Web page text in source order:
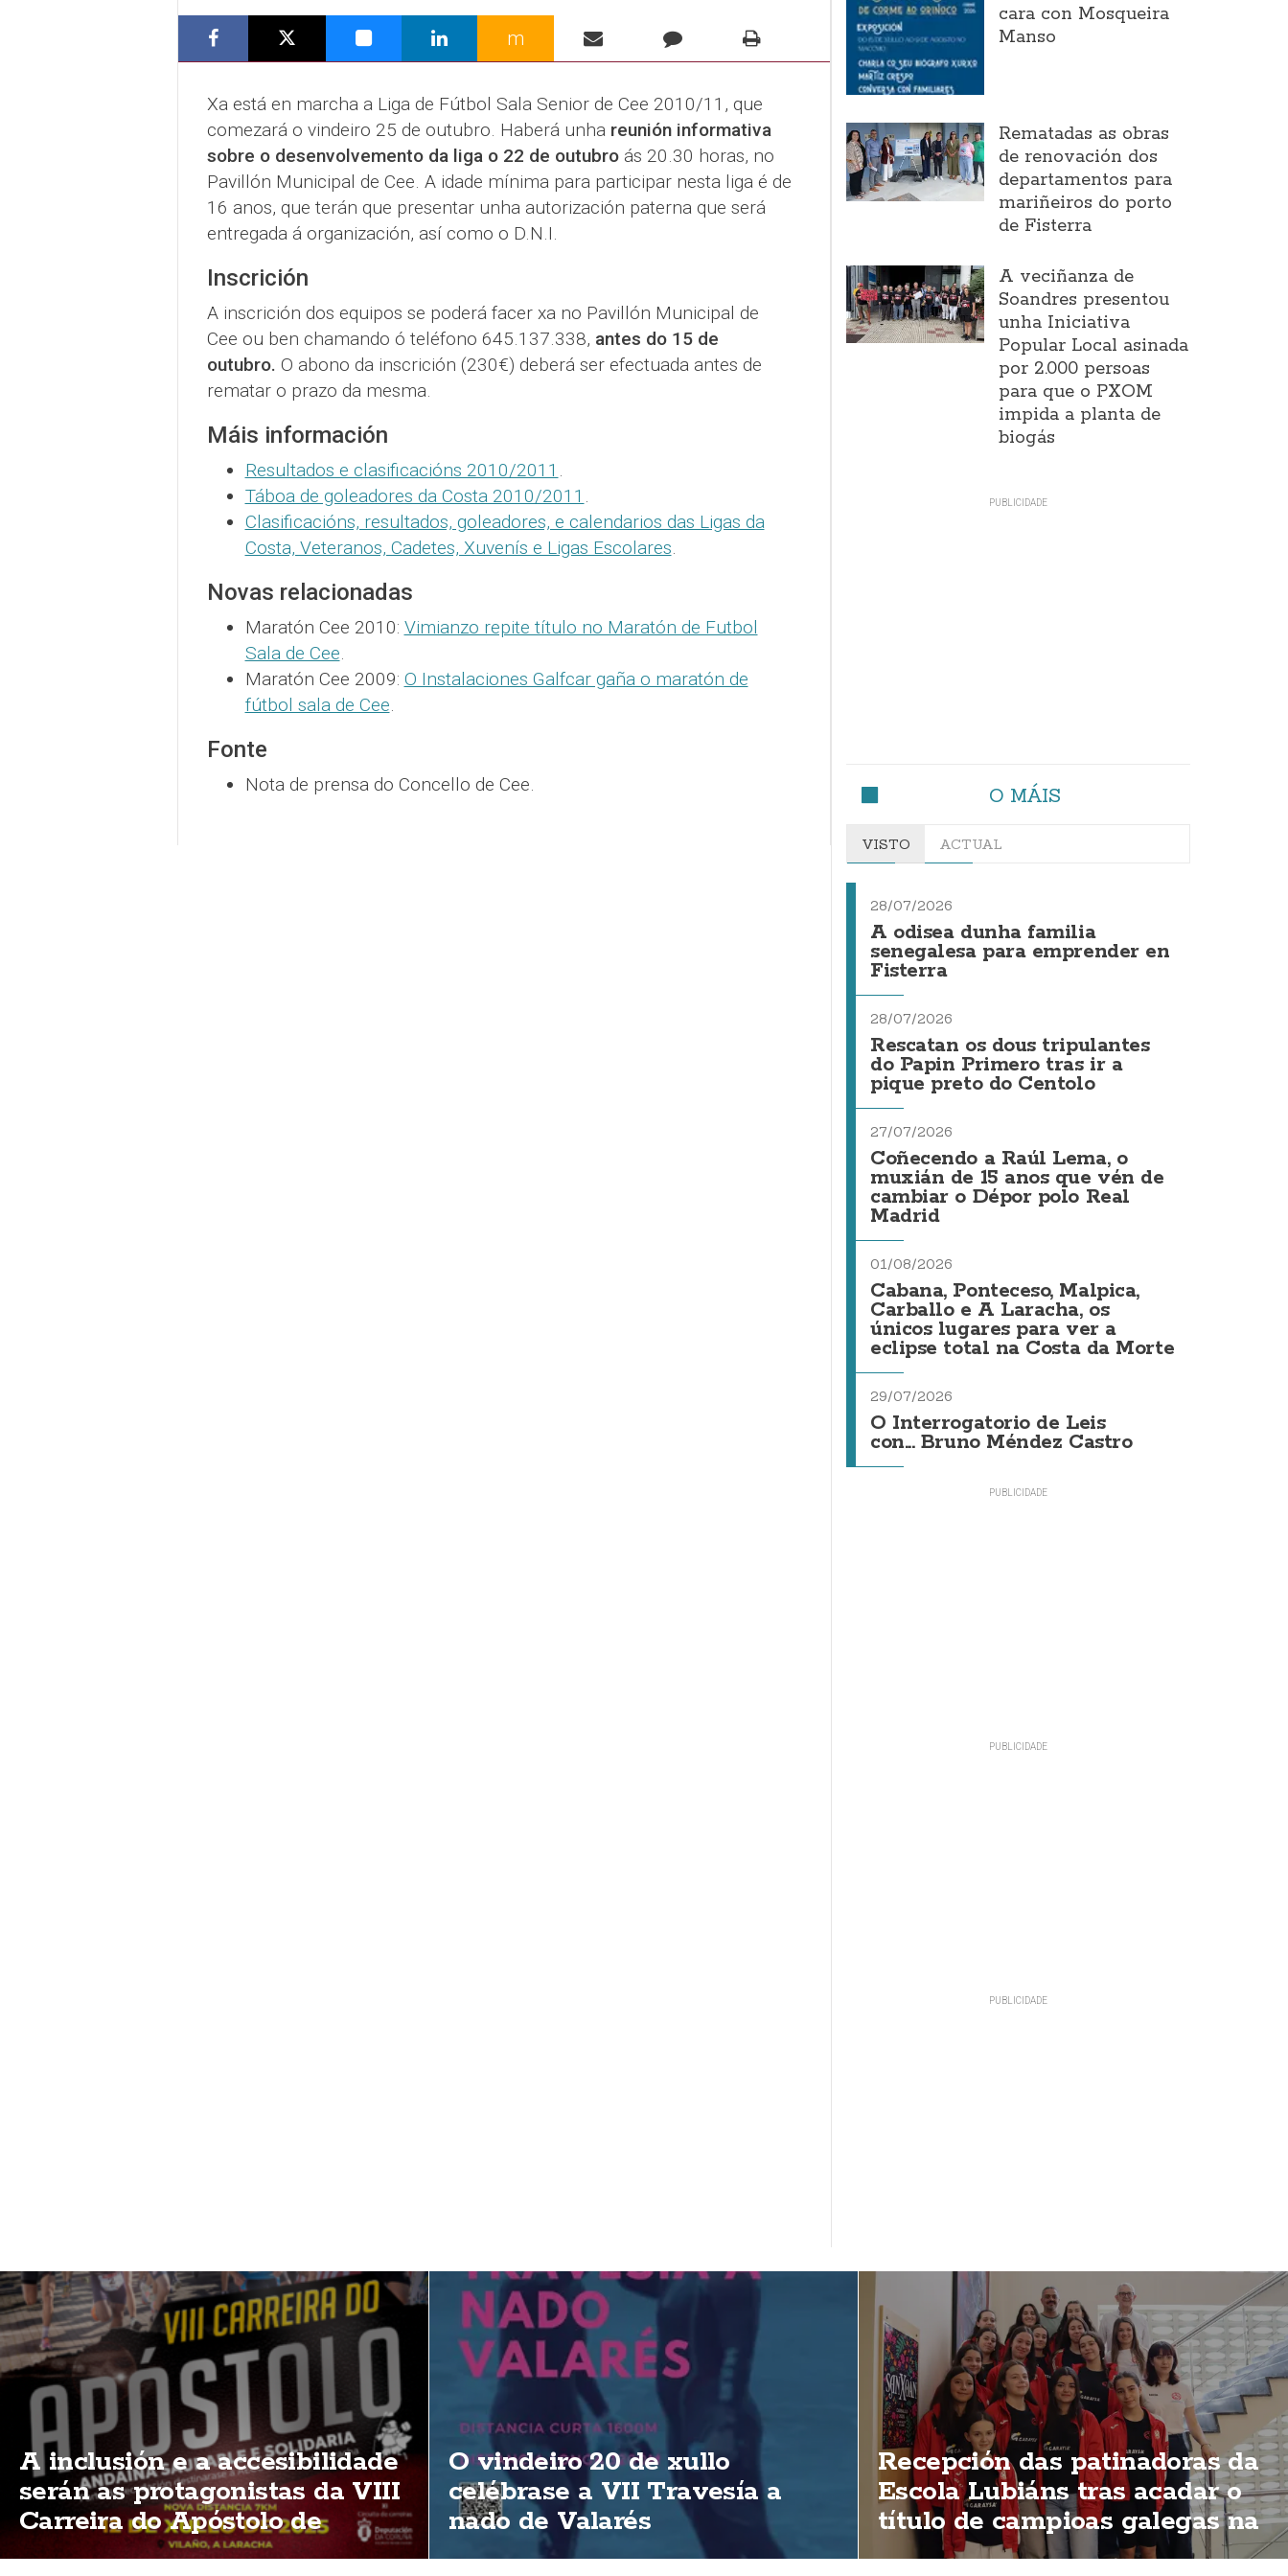
m
Xa está en marcha a Liga de Fútbol Sala Senior de Cee 2010/11, que
comezará o vindeiro 25 de outubro. Haberá unha reunión informativa
sobre o desenvolvemento da liga o 22 de outubroás 20.30 horas, no
Pavillón Municipal de Cee. A idade mínima para participar nesta liga é de
16 anos, que terán que presentar unha autorización paterna que será
entregada á organización, así como o D.N.I.
Inscrición
A inscrición dos equipos se poderá facer xa no Pavillón Municipal de
Cee ou ben chamando ó teléfono 645.137.338, antes do 15 de
outubro. O abono da inscrición (230€) deberá ser efectuada antes de
rematar o prazo da mesma.
Máis información
Resultados e clasificacións 2010/2011 .
Táboa de goleadores da Costa 2010/2011 .
Clasificacións, resultados, goleadores, e calendarios das Ligas da
Costa, Veteranos, Cadetes, Xuvenís e Ligas Escolares.
Novas relacionadas
Maratón Cee 2010: Vimianzo repite título no Maratón de Futbol
Sala de Cee.
Maratón Cee 2009: O Instalaciones Galfcar gaña o maratón de
fútbol sala de Cee.
Fonte
Nota de prensa do Concello de Cee.
cara con Mosqueira
Manso
Rematadas as obras
de renovación dos
departamentos para
mariñeiros do porto
de Fisterra
A veciñanza de
Soandres presentou
unha Iniciativa
Popular Local asinada
por 2.000 persoas
para que o PXOM
impida a planta de
biogás
O MÁIS
VISTO ACTUAL
28/07/2026
A odisea dunha familia
senegalesa para emprender en
Fisterra
28/07/2026
Rescatan os dous tripulantes
do Papin Primero tras ir a
pique preto do Centolo
27/07/2026
Coñecendo a Raúl Lema, o
muxián de 15 anos que vén de
cambiar o Dépor polo Real
Madrid
01/08/2026
Cabana, Ponteceso, Malpica,
Carballo e A Laracha, os
únicos lugares para ver a
eclipse total na Costa da Morte
29/07/2026
O Interrogatorio de Leis
con... Bruno Méndez Castro
A inclusión e a accesibilidade
serán as protagonistas da VIII
Carreira do Apóstolo de
Vilaño
O vindeiro 20 de xullo
celébrase a VII Travesía a
nado de Valarés
Recepción das patinadoras da
Escola Lubiáns tras acadar o
título de campioas galegas na
modalidas "ShoW"